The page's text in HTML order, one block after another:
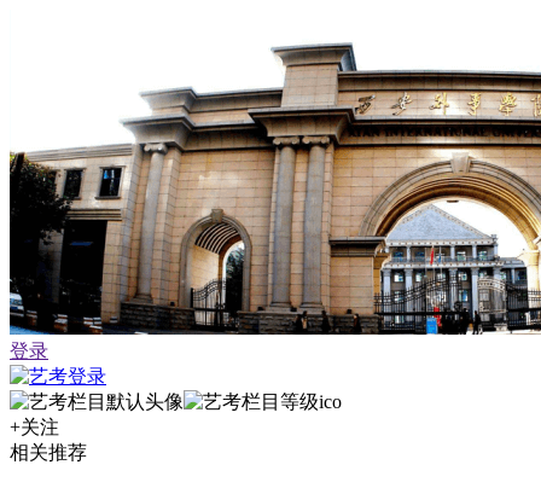
登录
+关注
相关推荐